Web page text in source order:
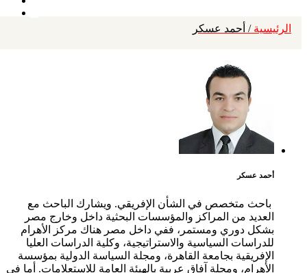
الرئيسية / أحمد عسكر
أحمد عسكر
باحث متخصص في الشأن الإفريقي. ويشارك الباحث مع
العديد من المراكز والمؤسسات البحثية داخل وخارج مصر
بشكل دوري ومستمر، ففي داخل مصر هناك مركز الأهرام
للدراسات السياسية والاستراتيجية، وكلية الدراسات العليا
الإفريقية بجامعة القاهرة، ومجلة السياسة الدولية بمؤسسة
الأهرام، ومجلة آفاق عربية بالهيئة العامة للاستعلامات. أما في